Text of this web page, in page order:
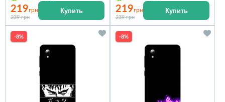
219грн
239 грн
Купить 219грн
239 грн
Купить
-8% -8%